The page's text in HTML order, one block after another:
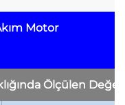
Motor
Ölçülen